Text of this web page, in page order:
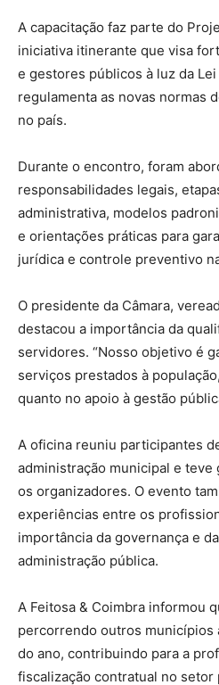
A capacitação faz parte do
iniciativa itinerante que visa
e gestores públicos à luz da Lei
regulamenta as novas normas
no país.
Durante o encontro, foram
responsabilidades legais,
administrativa, modelos
e orientações práticas para
jurídica e controle preventivo
O presidente da Câmara,
destacou a importância da
servidores. “Nosso objetivo é
serviços prestados à
quanto no apoio à gestão
A oficina reuniu participantes
administração municipal e teve
os organizadores. O evento
experiências entre os
importância da governança e
administração pública.
A Feitosa & Coimbra informou
percorrendo outros municípios
do ano, contribuindo para a
fiscalização contratual no setor